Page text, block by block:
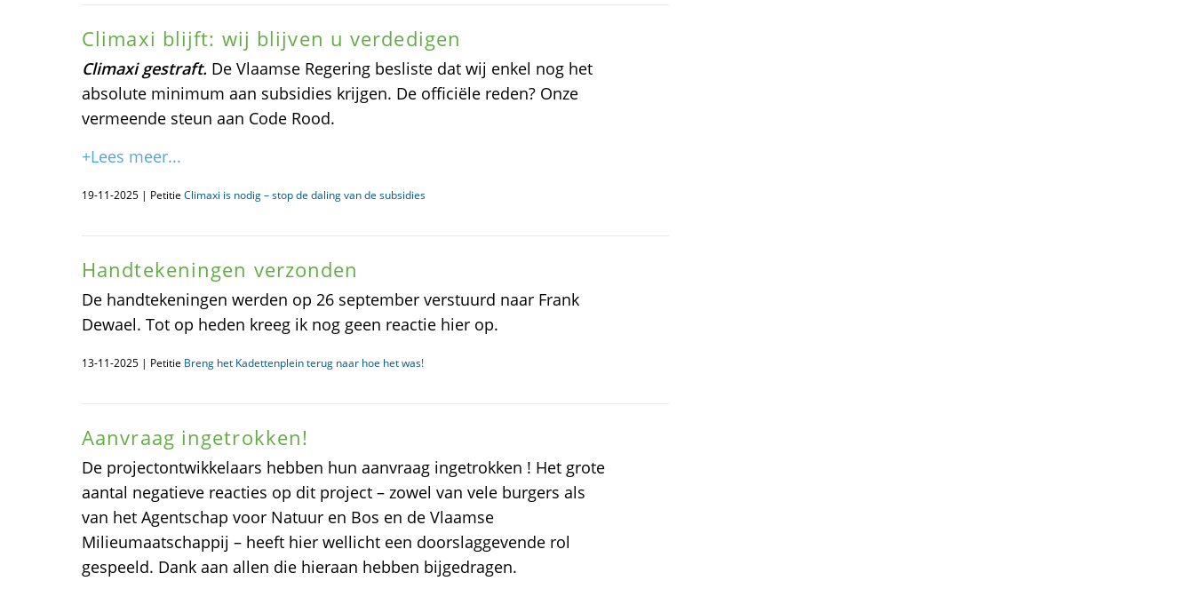
Climaxi blijft: wij blijven u verdedigen
Climaxi gestraft. De Vlaamse Regering besliste dat wij enkel nog het
absolute minimum aan subsidies krijgen. De officiële reden? Onze
vermeende steun aan Code Rood.
+Lees meer...
19-11-2025 | Petitie Climaxi is nodig – stop de daling van de subsidies
Handtekeningen verzonden
De handtekeningen werden op 26 september verstuurd naar Frank
Dewael. Tot op heden kreeg ik nog geen reactie hier op.
13-11-2025 | Petitie Breng het Kadettenplein terug naar hoe het was!
Aanvraag ingetrokken!
De projectontwikkelaars hebben hun aanvraag ingetrokken ! Het grote
aantal negatieve reacties op dit project – zowel van vele burgers als
van het Agentschap voor Natuur en Bos en de Vlaamse
Milieumaatschappij – heeft hier wellicht een doorslaggevende rol
gespeeld. Dank aan allen die hieraan hebben bijgedragen.